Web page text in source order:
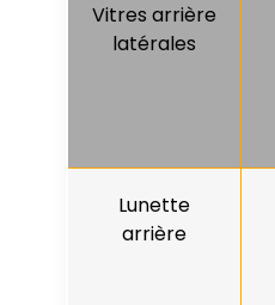
Vitres arrière
latérales
Lunette
arrière